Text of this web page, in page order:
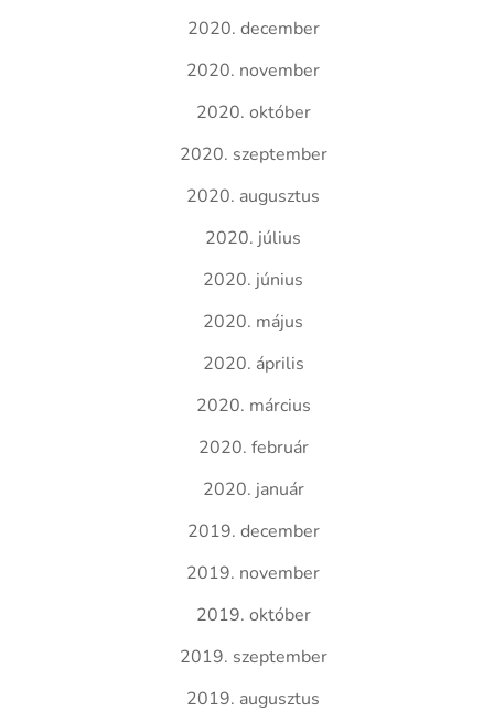
2020. december
2020. november
2020. október
2020. szeptember
2020. augusztus
2020. július
2020. június
2020. május
2020. április
2020. március
2020. február
2020. január
2019. december
2019. november
2019. október
2019. szeptember
2019. augusztus